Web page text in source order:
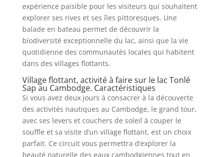
expérience paisible pour les visiteurs qui souhaitent
explorer ses rives et ses îles pittoresques. Une
balade en bateau permet de découvrir la
biodiversité exceptionnelle du lac, ainsi que la vie
quotidienne des communautés locales qui habitent
dans des villages flottants.
Village flottant, activité à faire sur le lac Tonlé
Sap au Cambodge. Caractéristiques
Si vous avez deux jours à consacrer à la découverte
des activités nautiques au Cambodge, le grand tour,
avec ses levers et couchers de soleil à couper le
souffle et sa visite d’un village flottant, est un choix
parfait. Ce circuit vous permettra d’explorer la
beauté naturelle des eaux cambodgiennes tout en